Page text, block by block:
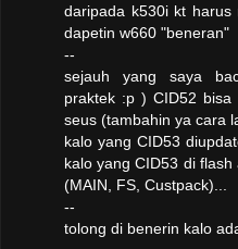
daripada k530i kt
dapetin w660 "beneran"
--
sejauh yang saya
praktek :p ) CID52
seus (tambahin ya cara
kalo yang CID53
kalo yang CID53 di
(MAIN, FS, Custpack)...
--
tolong di benerin kalo